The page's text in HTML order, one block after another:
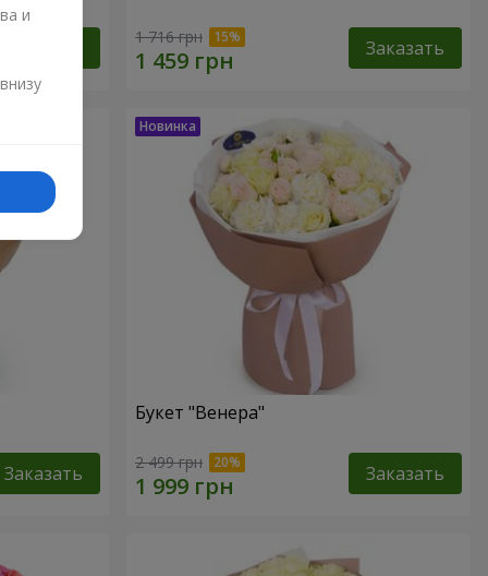
1 716 грн Заказать
Заказать
Букет "Венера"
2 499 грн Заказать
и